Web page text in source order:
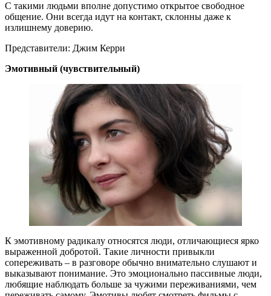
С такими людьми вполне допустимо открытое свободное
общение. Они всегда идут на контакт, склонны даже к
излишнему доверию.
Представители: Джим Керри
Эмотивный (чувствительный)
К эмотивному радикалу относятся люди, отличающиеся ярко
выраженной добротой. Такие личности привыкли
сопереживать – в разговоре обычно внимательно слушают и
выказывают понимание. Это эмоционально пассивные люди,
любящие наблюдать больше за чужими переживаниями, чем